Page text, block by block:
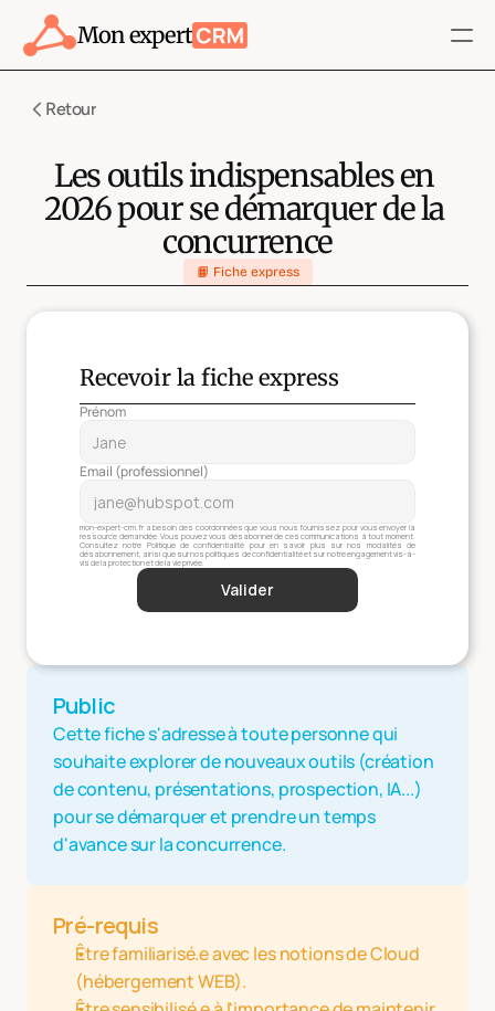
Mon expert
Blog
HubSpot
Me contacter
Me contacter
Retour
Les outils indispensables en
2026 pour se démarquer de la
concurrence
📙 Fiche express
Recevoir la fiche express
Prénom
Email (professionnel)
mon-expert-crm.fr a besoin des coordonnées que vous nous fournissez pour vous envoyer la
ressource demandée. Vous pouvez vous désabonner de ces communications à tout moment.
Consultez notre Politique de confidentialité pour en savoir plus sur nos modalités de
désabonnement, ainsi que sur nos politiques de confidentialité et sur notre engagement vis-à-
vis de la protection et de la vie privée.
Valider
Public
Cette fiche s'adresse à toute personne qui
souhaite explorer de nouveaux outils (création
de contenu, présentations, prospection, IA...)
pour se démarquer et prendre un temps
d'avance sur la concurrence.
Pré-requis
Être familiarisé.e avec les notions de Cloud
(hébergement WEB).